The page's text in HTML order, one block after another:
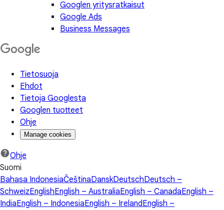
Googlen yritysratkaisut
Google Ads
Business Messages
Tietosuoja
Ehdot
Tietoja Googlesta
Googlen tuotteet
Ohje
Manage cookies
Ohje
Suomi
Bahasa IndonesiaČeštinaDanskDeutschDeutsch –
SchweizEnglishEnglish – AustraliaEnglish – CanadaEnglish –
IndiaEnglish – IndonesiaEnglish – IrelandEnglish –